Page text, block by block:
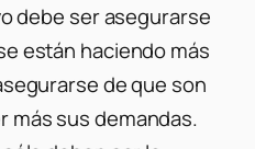
debe ser asegurarse
están haciendo más
de que son
más sus demandas.